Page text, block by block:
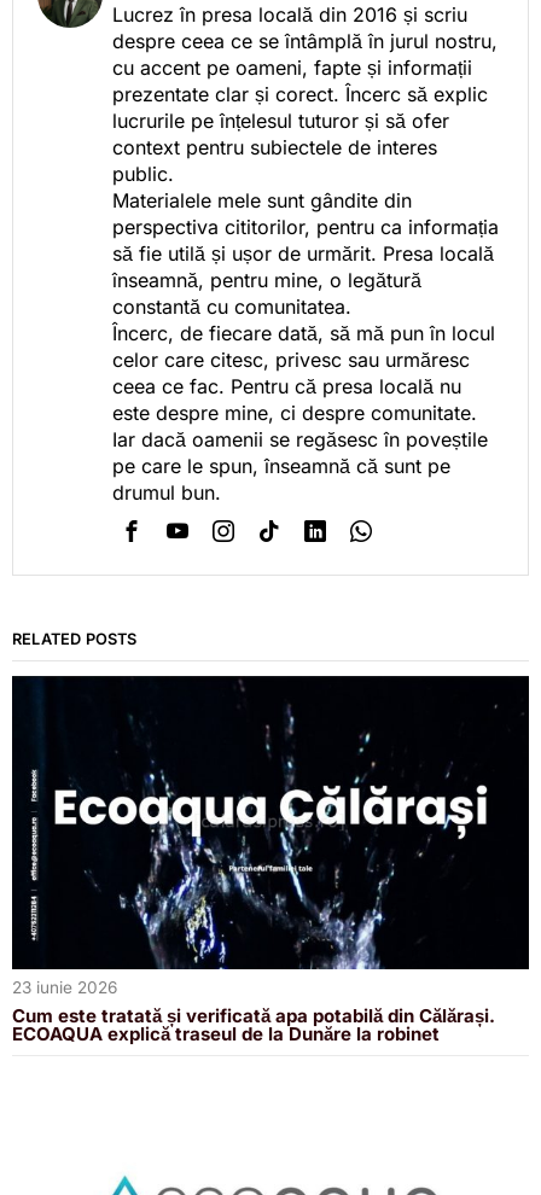
Lucrez în presa locală din 2016 și scriu
despre ceea ce se întâmplă în jurul nostru,
cu accent pe oameni, fapte și informații
prezentate clar și corect. Încerc să explic
lucrurile pe înțelesul tuturor și să ofer
context pentru subiectele de interes
public.
Materialele mele sunt gândite din
perspectiva cititorilor, pentru ca informația
să fie utilă și ușor de urmărit. Presa locală
înseamnă, pentru mine, o legătură
constantă cu comunitatea.
Încerc, de fiecare dată, să mă pun în locul
celor care citesc, privesc sau urmăresc
ceea ce fac. Pentru că presa locală nu
este despre mine, ci despre comunitate.
Iar dacă oamenii se regăsesc în poveștile
pe care le spun, înseamnă că sunt pe
drumul bun.
RELATED POSTS
23 iunie 2026
Cum este tratată și verificată apa potabilă din Călărași.
ECOAQUA explică traseul de la Dunăre la robinet